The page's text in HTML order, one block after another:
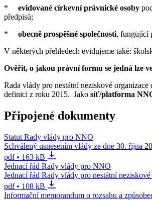
* evidované církevní právnické osoby
předpisů;
* obecně prospěšné společnosti, fungující
V některých přehledech evidujeme také:
Ověřit, o jakou právní formu se jedná lze
Rada vlády pro nestátní neziskové organizace
definici z roku 2015. Jako síť/platforma
Připojené dokumenty
Statut Rady vlády pro NNO
Schválený usnesením vlády ze dne 30. října
pdf • 163 kB
Jednací řád Rady vlády pro NNO
Jednací řád Rady vlády pro nestátní
pdf • 108 kB
Informační memorandum o rozsahu a